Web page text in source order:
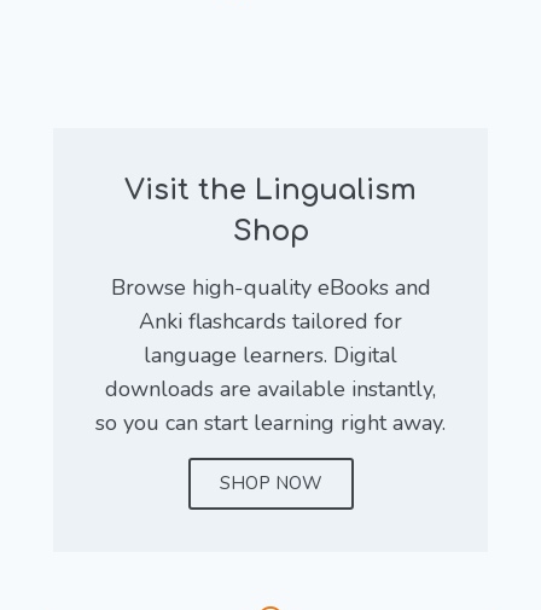
Visit the Lingualism
Shop
Browse high-quality eBooks and
Anki flashcards tailored for
language learners. Digital
downloads are available instantly,
so you can start learning right away.
SHOP NOW